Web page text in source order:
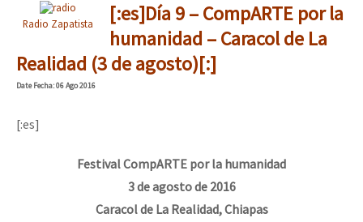
Radio Zapatista
[:es]Día 9 – CompARTE por la
humanidad – Caracol de La
Realidad (3 de agosto)[:]
DateFecha: 06 Ago 2016
[:es]
Festival CompARTE por la humanidad
3 de agosto de 2016
Caracol de La Realidad, Chiapas